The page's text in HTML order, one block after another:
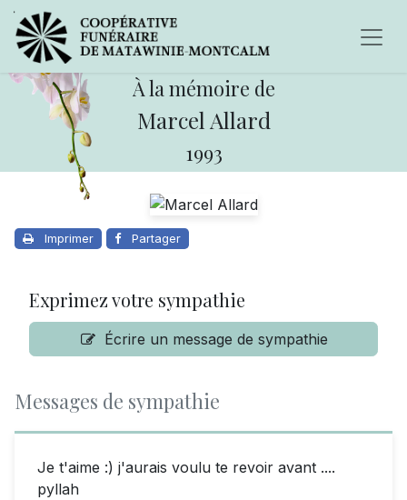
À la mémoire de
Marcel Allard
1993
Imprimer Partager
Exprimez votre sympathie
Écrire un message de sympathie
Messages de sympathie
Je t'aime :) j'aurais voulu te revoir avant ....
pyllah